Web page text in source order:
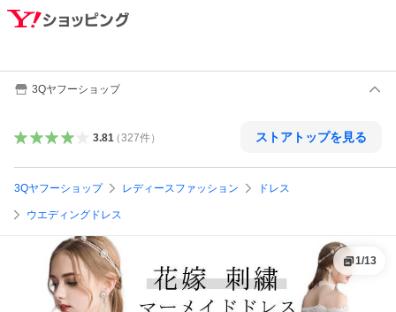
3Qヤフーショップ
3.81（327件） ストアトップを見る
3Qヤフーショップ レディースファッション ドレス
ウエディングドレス
1/13